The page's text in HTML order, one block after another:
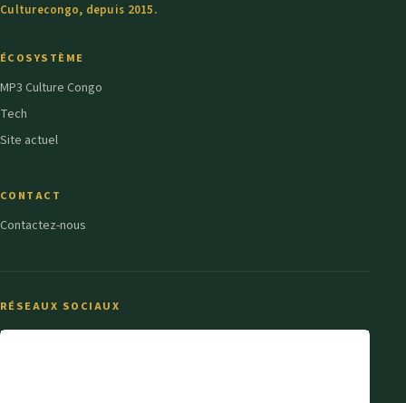
Culturecongo, depuis 2015.
ÉCOSYSTÈME
MP3 Culture Congo
Tech
Site actuel
CONTACT
Contactez-nous
RÉSEAUX SOCIAUX